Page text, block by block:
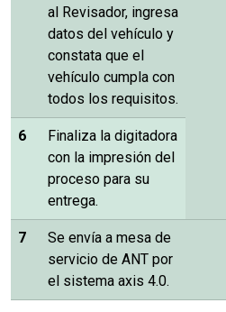
al Revisador, ingresa
datos del vehículo y
constata que el
vehículo cumpla con
todos los requisitos.
6
Finaliza la digitadora
con la impresión del
proceso para su
entrega.
7
Se envía a mesa de
servicio de ANT por
el sistema axis 4.0.